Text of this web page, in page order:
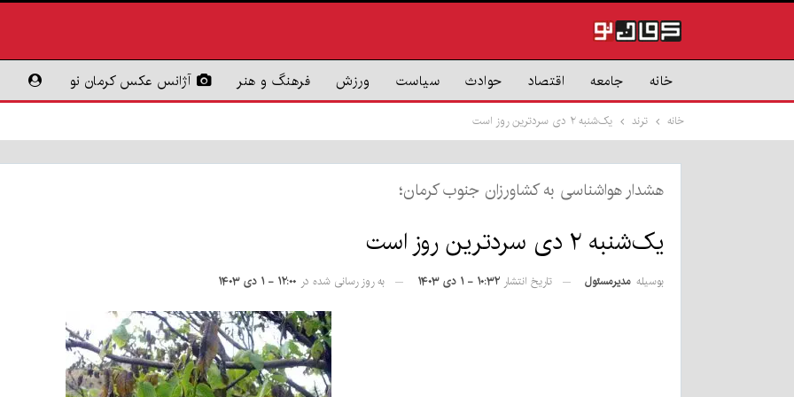
خانه جامعه اقتصاد حوادث سیاست ورزش فرهنگ و هنر آژانس عکس کرمان نو
خانه ترند یک‌شنبه ۲ دی سردترین روز است
هشدار هواشناسی به کشاورزان جنوب کرمان؛
یک‌شنبه ۲ دی سردترین روز است
بوسیله مدیرمسئول تاریخ انتشار ۱۰:۳۲ - ۱ دی ۱۴۰۳ به روز رسانی شده در ۱۲:۰۰ - ۱ دی ۱۴۰۳